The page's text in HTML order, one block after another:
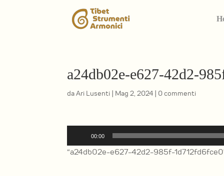
a24db02e-e627-42d2-
daAri Lusenti | Mag 2, 2024 | 0 commenti
Player
00:00
“a24db02e-e627-42d2-985f-